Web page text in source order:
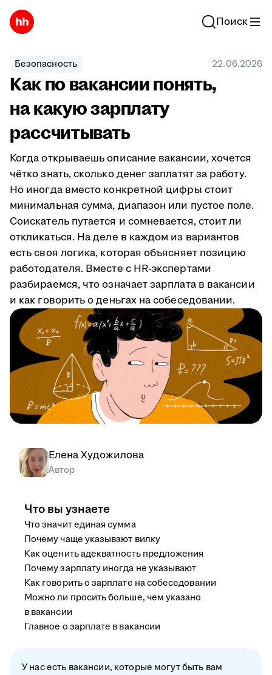
Поиск
Безопасность 22.06.2026
Как по вакансии понять,
на какую зарплату
рассчитывать
Когда открываешь описание вакансии, хочется
чётко знать, сколько денег заплатят за работу.
Но иногда вместо конкретной цифры стоит
минимальная сумма, диапазон или пустое поле.
Соискатель путается и сомневается, стоит ли
откликаться. На деле в каждом из вариантов
есть своя логика, которая объясняет позицию
работодателя. Вместе с HR-экспертами
разбираемся, что означает зарплата в вакансии
и как говорить о деньгах на собеседовании.
Елена Художилова
Автор
Что вы узнаете
Что значит единая сумма
Почему чаще указывают вилку
Как оценить адекватность предложения
Почему зарплату иногда не указывают
Как говорить о зарплате на собеседовании
Можно ли просить больше, чем указано
в вакансии
Главное о зарплате в вакансии
У нас есть вакансии, которые могут быть вам